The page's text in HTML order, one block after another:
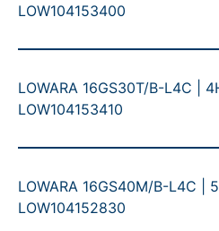
LOW104153400
LOWARA 16GS30T/B-L4C |
LOW104153410
LOWARA 16GS40M/B-L4C |
LOW104152830